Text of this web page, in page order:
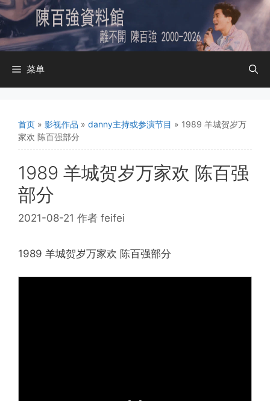
跳
至
内
容
菜单
首页 » 影视作品 » danny主持或参演节目 » 1989 羊城贺岁万
家欢 陈百强部分
1989 羊城贺岁万家欢 陈百强
部分
2021-08-21 作者 feifei
1989 羊城贺岁万家欢 陈百强部分